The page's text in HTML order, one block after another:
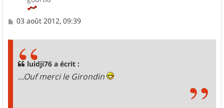
M
03 août 2012, 09:39
luidji76 a écrit :
...Ouf merci le Girondin